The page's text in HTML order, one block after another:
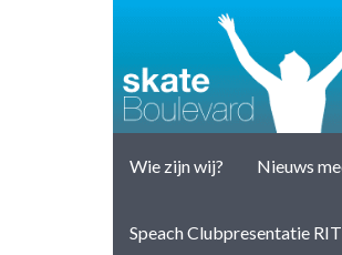
Wie zijn wij? Nieuws
Speach Clubpresentatie RIT